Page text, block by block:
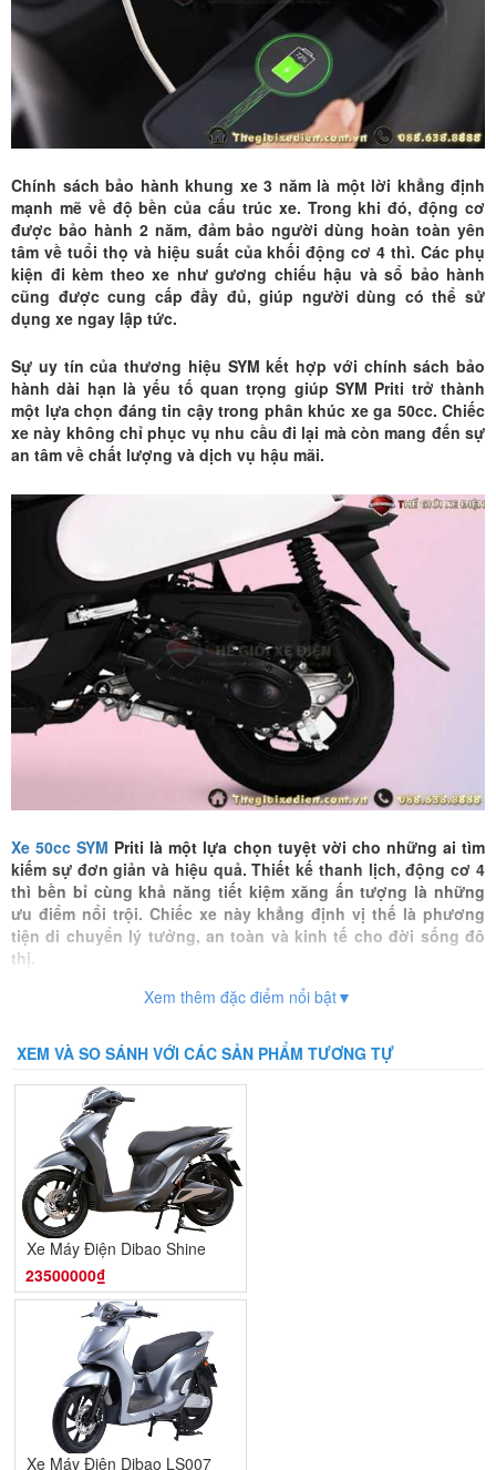
Chính sách bảo hành khung xe 3 năm là một lời khẳng định
mạnh mẽ về độ bền của cấu trúc xe. Trong khi đó, động cơ
được bảo hành 2 năm, đảm bảo người dùng hoàn toàn yên
tâm về tuổi thọ và hiệu suất của khối động cơ 4 thì. Các phụ
kiện đi kèm theo xe như gương chiếu hậu và sổ bảo hành
cũng được cung cấp đầy đủ, giúp người dùng có thể sử
dụng xe ngay lập tức.
Sự uy tín của thương hiệu SYM kết hợp với chính sách bảo
hành dài hạn là yếu tố quan trọng giúp SYM Priti trở thành
một lựa chọn đáng tin cậy trong phân khúc xe ga 50cc. Chiếc
xe này không chỉ phục vụ nhu cầu đi lại mà còn mang đến sự
an tâm về chất lượng và dịch vụ hậu mãi.
Xe 50cc SYM Priti là một lựa chọn tuyệt vời cho những ai tìm
kiếm sự đơn giản và hiệu quả. Thiết kế thanh lịch, động cơ 4
thì bền bỉ cùng khả năng tiết kiệm xăng ấn tượng là những
ưu điểm nổi trội. Chiếc xe này khẳng định vị thế là phương
tiện di chuyển lý tưởng, an toàn và kinh tế cho đời sống đô
thị.
Xem thêm đặc điểm nổi bật▼
XEM VÀ SO SÁNH VỚI CÁC SẢN PHẨM TƯƠNG TỰ
Xe Máy Điện Dibao Shine
23500000₫
Xe Máy Điện Dibao LS007